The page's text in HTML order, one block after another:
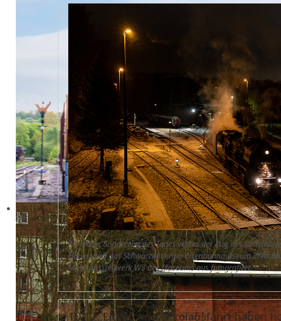
Als letzter Sonderzug des Tages verlies der Zug des
Hilbersdorf das Schwarzenberger Eisenbahnmuseum in
Museumsstellwerk W3 des Museums aus fotografiert.
10.12. Lichtl- und Nikolausfahrt haben